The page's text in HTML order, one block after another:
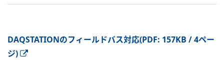
DAQSTATIONのフィールドバス対応(PDF: 157KB / 4ペー
ジ)